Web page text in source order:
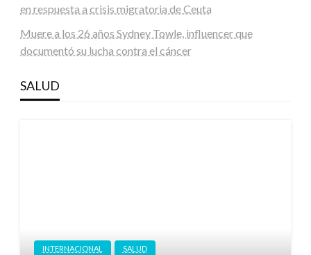
en respuesta a crisis migratoria de Ceuta
Muere a los 26 años Sydney Towle, influencer que
documentó su lucha contra el cáncer
SALUD
INTERNACIONAL SALUD